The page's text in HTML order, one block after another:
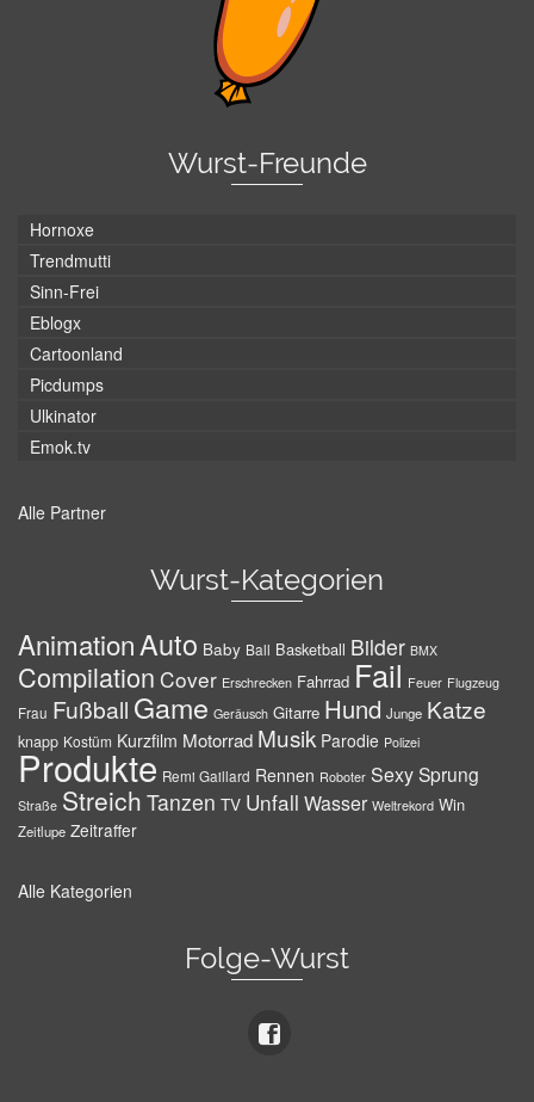
Wurst-Freunde
Hornoxe
Trendmutti
Sinn-Frei
Eblogx
Cartoonland
Picdumps
Ulkinator
Emok.tv
Alle Partner
Wurst-Kategorien
AnimationAuto Baby Ball Basketball Bilder BMX
Compilation Cover Erschrecken Fahrrad Fail Feuer Flugzeug
Frau Fußball Game Geräusch Gitarre Hund Junge Katze
knapp Kostüm Kurzfilm Motorrad Musik Parodie Polizei
Produkte Remi Gaillard Rennen Roboter SexySprung
Straße Streich Tanzen TV Unfall Wasser Weltrekord Win
Zeitlupe Zeitraffer
Alle Kategorien
Folge-Wurst